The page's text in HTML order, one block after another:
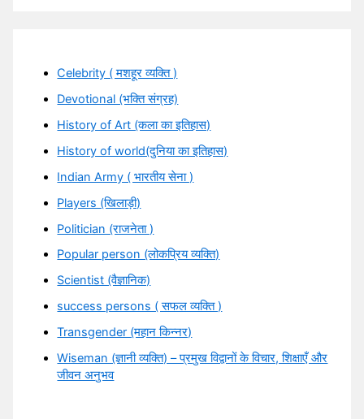
Celebrity ( मशहूर व्यक्ति )
Devotional (भक्ति संग्रह)
History of Art (कला का इतिहास)
History of world(दुनिया का इतिहास)
Indian Army ( भारतीय सेना )
Players (खिलाड़ी)
Politician (राजनेता )
Popular person (लोकप्रिय व्यक्ति)
Scientist (वैज्ञानिक)
success persons ( सफल व्यक्ति )
Transgender (महान किन्नर)
Wiseman (ज्ञानी व्यक्ति) – प्रमुख विद्वानों के विचार, शिक्षाएँ और
जीवन अनुभव